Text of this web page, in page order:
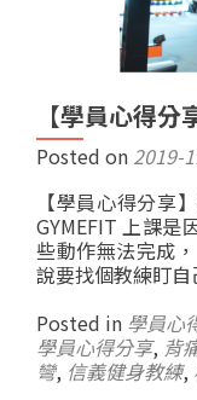
【學員心得
Posted on 2019-
【學員心得分享
GYMEFIT 上課是
些動作無法完成
說要找個教練盯
Posted in 學員心
學員心得分享, 背
彎, 信義健身教練,